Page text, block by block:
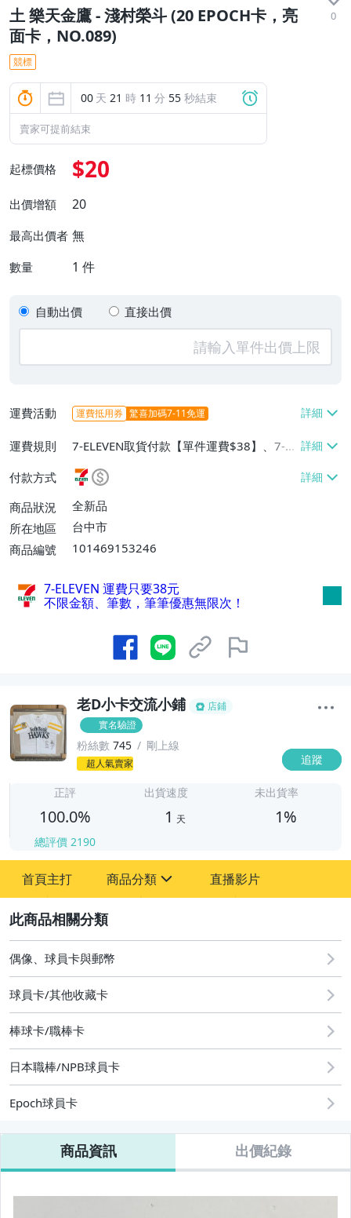
土 樂天金鷹 - 淺村榮斗 (20 EPOCH卡，亮
面卡，NO.089)
0
競標
00 天 21 時 11 分 55 秒結束
賣家可提前結束
起標價格 $20
出價增額 20
最高出價者 無
數量 1 件
自動出價 直接出價
運費活動 運費抵用券 驚喜加碼7-11免運
運費規則
7-ELEVEN取貨付款【單件運費$38】、7-EL
EVEN取貨不付款【單件運費$38】、宅配/
貨運【單件運費$60、消費滿$1000免運
費】、郵局掛號【單件運費$31、滿10件或
消費滿$700免運費】、低溫配送【單件運
付款方式
商品狀況
全新品
所在地區
台中市
商品編號
101469153246
7-ELEVEN 運費只要38元
不限金額、筆數，筆筆優惠無限次！
老D小卡交流小鋪
店鋪
實名驗證
粉絲數 745 剛上線
超人氣賣家 追蹤
正評
100.0%
總評價 2190
出貨速度
1 天
未出貨率
1%
首頁主打 商品分類
其它
直播影片
偶像、球員卡與郵幣
球員卡/其他收藏卡
棒球卡/職棒卡
日本職棒/NPB球員卡
Epoch球員卡
商品資訊 出價紀錄